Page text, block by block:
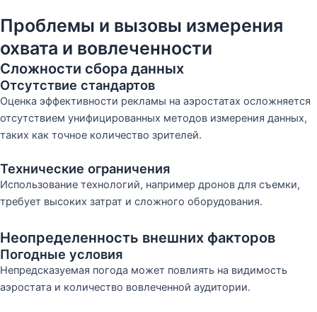
Проблемы и вызовы измерения
охвата и вовлеченности
Сложности сбора данных
Отсутствие стандартов
Оценка эффективности рекламы на аэростатах осложняется
отсутствием унифицированных методов измерения данных,
таких как точное количество зрителей.
Технические ограничения
Использование технологий, например дронов для съемки,
требует высоких затрат и сложного оборудования.
Неопределенность внешних факторов
Погодные условия
Непредсказуемая погода может повлиять на видимость
аэростата и количество вовлеченной аудитории.